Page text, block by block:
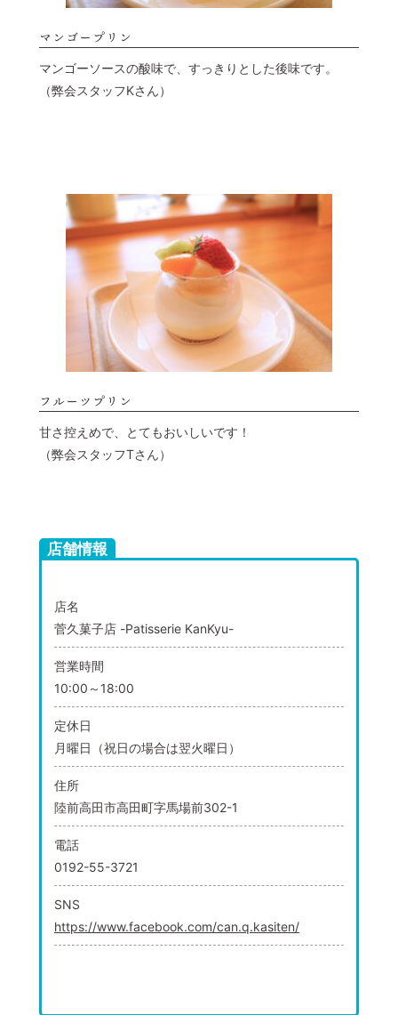
マンゴープリン
マンゴーソースの酸味で、すっきりとした後味です。
（弊会スタッフKさん）
フルーツプリン
甘さ控えめで、とてもおいしいです！
（弊会スタッフTさん）
店舗情報
店名
菅久菓子店 -Patisserie KanKyu-
営業時間
10:00～18:00
定休日
月曜日（祝日の場合は翌火曜日）
住所
陸前高田市高田町字馬場前302-1
電話
0192-55-3721
SNS
https://www.facebook.com/can.q.kasiten/